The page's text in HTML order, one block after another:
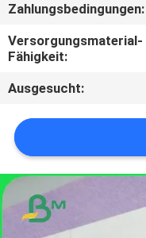
NEUIGKEITEN
SITEMAP
Zahlungsbedingungen:
Versorgungsmaterial-
Fähigkeit:
Ausgesucht: